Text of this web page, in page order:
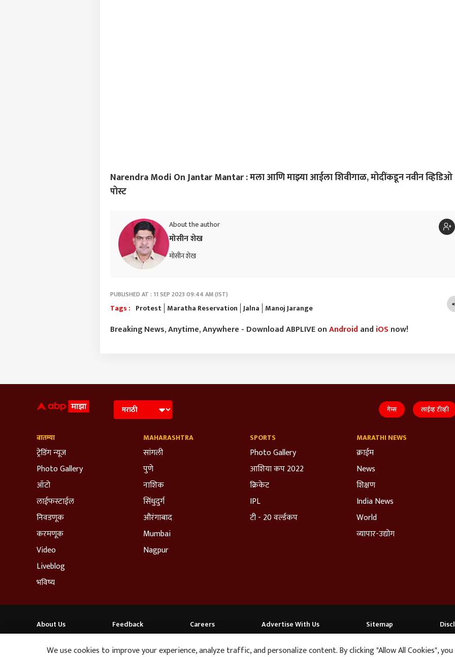
Narendra Modi On Jantar Mantar : मला आणि माझ्या आईला शिवीगाळ, मोदींकडून नवीन व्हिडिओ
पोस्ट
About the author
मोसीन शेख
मोसीन शेख
PUBLISHED AT : 11 SEP 2023 09:44 AM (IST)
Tags : Protest Maratha Reservation Jalna Manoj Jarange
Breaking News, Anytime, Anywhere - Download ABPLIVE onAndroid and iOS now!
गेम्स लाईव्ह टीव्ही
बातम्या
ट्रेडिंग न्यूज
Photo Gallery
ऑटो
लाईफस्टाईल
निवडणूक
करमणूक
Video
Liveblog
भविष्य
MAHARASHTRA
सांगली
पुणे
नाशिक
सिंधुदुर्ग
औरंगाबाद
Mumbai
Nagpur
SPORTS
Photo Gallery
आशिया कप 2022
क्रिकेट
IPL
टी - 20 वर्ल्डकप
MARATHI NEWS
क्राईम
News
शिक्षण
India News
World
व्यापार-उद्योग
About Us Feedback Careers Advertise With Us Sitemap
We use cookies to improve your experience, analyze traffic, and personalize content. By clicking "Allow All Cookies", you